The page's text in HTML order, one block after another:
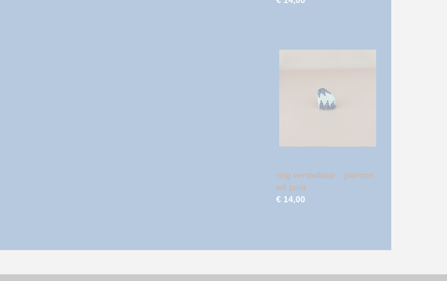
ring verstelbaar - patroon
wit punt
€ 14,00